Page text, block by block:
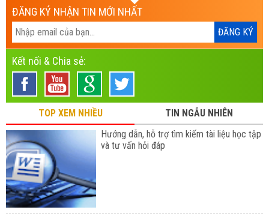
ĐĂNG KÝ NHẬN TIN MỚI NHẤT
Kết nối & Chia sẻ:
TOP XEM NHIỀU
TIN NGẪU NHIÊN
Hướng dẫn, hỗ trợ tìm kiếm tài liệu học tập
và tư vấn hỏi đáp